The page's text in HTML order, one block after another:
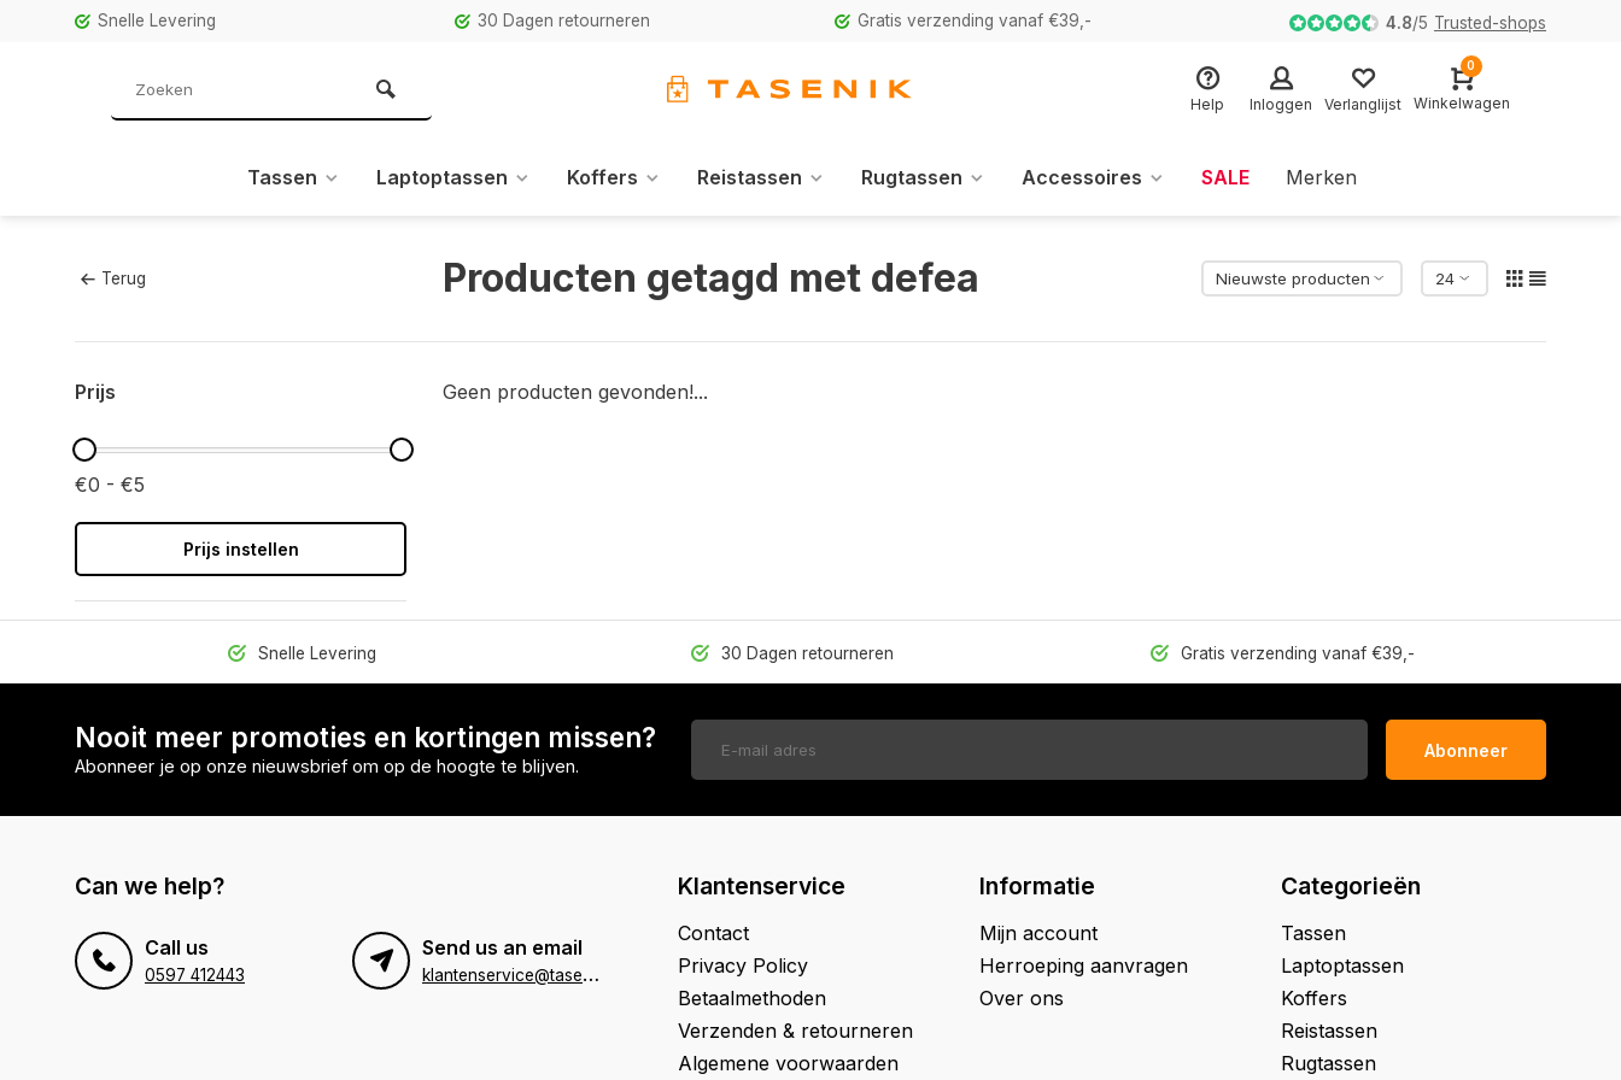
Snelle Levering 30 Dagen retourneren Gratis verzending vanaf €39,- 4.8/5 Trusted-shops
Help Inloggen Verlanglijst
0
Winkelwagen
Tassen Laptoptassen Koffers Reistassen Rugtassen Accessoires SALE Merken
Terug Producten getagd met defea
Prijs
€0 - €5
Prijs instellen
Geen producten gevonden!...
Snelle Levering 30 Dagen retourneren Gratis verzending vanaf €39,-
Nooit meer promoties en kortingen missen?
Abonneer je op onze nieuwsbrief om op de hoogte te blijven.
Abonneer
Can we help?
Call us
0597 412443
Send us an email
k
lantenservice@tasenik.nl
Klantenservice
Contact
Privacy Policy
Betaalmethoden
Verzenden & retourneren
Algemene voorwaarden
Informatie
Mijn account
Herroeping aanvragen
Over ons
Categorieën
Tassen
Laptoptassen
Koffers
Reistassen
Rugtassen